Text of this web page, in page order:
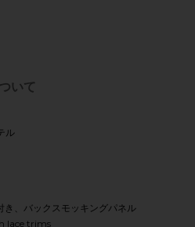
Red
いて
ル
き、バックスモッキングパネル
lace trims